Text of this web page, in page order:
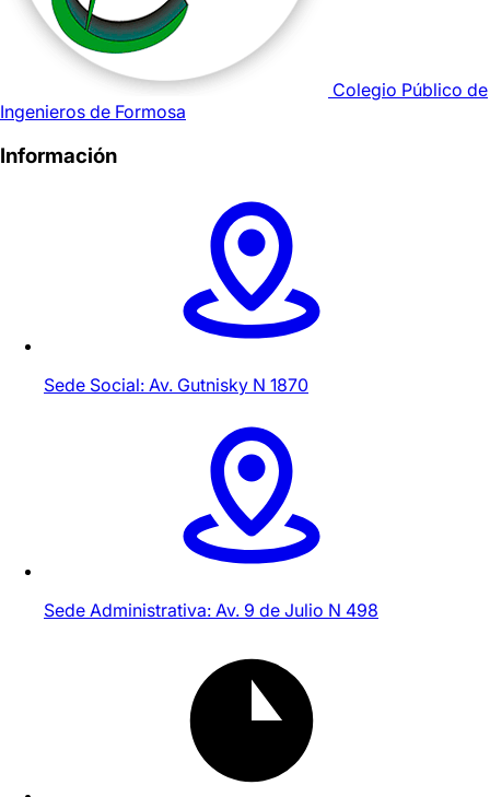
Colegio Público de
Ingenieros de Formosa
Información
Sede Social: Av. Gutnisky N 1870
Sede Administrativa: Av. 9 de Julio N 498